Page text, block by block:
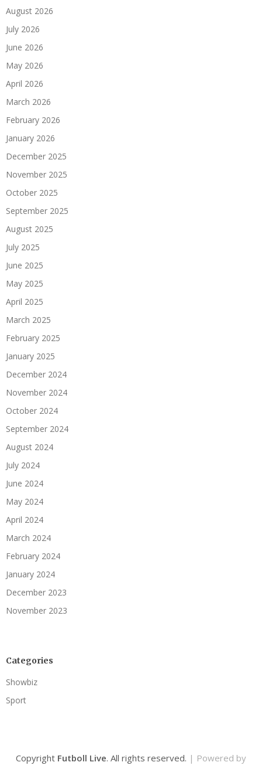
August 2026
July 2026
June 2026
May 2026
April 2026
March 2026
February 2026
January 2026
December 2025
November 2025
October 2025
September 2025
August 2025
July 2025
June 2025
May 2025
April 2025
March 2025
February 2025
January 2025
December 2024
November 2024
October 2024
September 2024
August 2024
July 2024
June 2024
May 2024
April 2024
March 2024
February 2024
January 2024
December 2023
November 2023
Categories
Showbiz
Sport
Copyright Futboll Live. All rights reserved. | Powered by